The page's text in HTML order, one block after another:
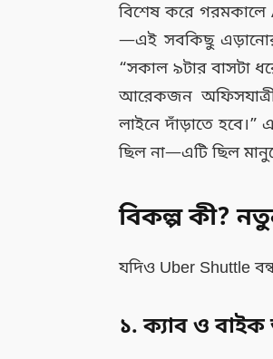
বিশেষ করে গরমকালে
—এই সবকিছু
“সকাল ৯টার বাসটা
আরেকজন
লাইনে দাঁড়াতে
ছিল না—এটি ছিল
বিকল্প কী?
যদিও Uber Shuttle
১. ক্যাব ও